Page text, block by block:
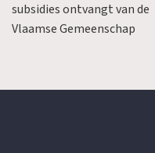
subsidies ontvangt van de
Vlaamse Gemeenschap